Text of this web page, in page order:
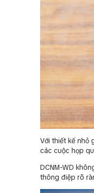
Với thiết kế nhỏ
các cuộc họp
DCNM-WD
thông điệp rõ